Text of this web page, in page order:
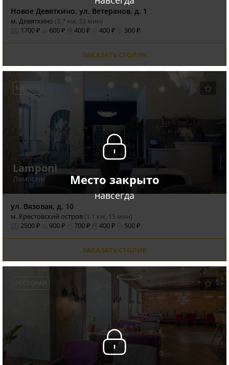
Новое Девяткино, ул. Ветеранов, д. 1
м. Девяткино (2.7 км, 33 мин)
1700 ₽
600 ₽ 400 ₽ 400 ₽ 300 ₽
ЗАКАЗАТЬ СТОЛИК
Место закрыто
навсегда
БИСТРО
Lamponi
Лампони
ул. Вязовая, д. 10
м. Крестовский остров (1.1 км, 15 мин)
2500 ₽
900 ₽ 700 ₽ 400 ₽ 500 ₽
ЗАКАЗАТЬ СТОЛИК
РЕСТОРАН